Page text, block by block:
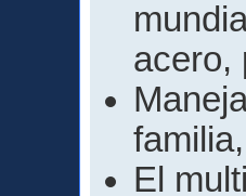
acero,
El